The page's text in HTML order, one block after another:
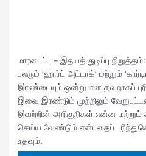
​மாரடைப்பு – இதயத் துடிப்பு
​பலரும் ‘ஹார்ட் அட்டாக்’ மற்றும்
இரண்டையும் ஒன்று என தவறாகப்
இவை இரண்டும் முற்றிலும்
இவற்றின் அறிகுறிகள் என்ன
செய்ய வேண்டும் என்பதைப்
உதவும்.